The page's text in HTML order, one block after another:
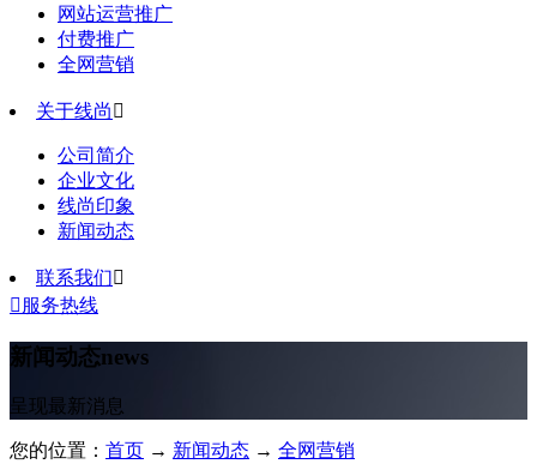
网站运营推广
付费推广
全网营销
关于线尚 
公司简介
企业文化
线尚印象
新闻动态
联系我们
 服务热线
新闻动态news
呈现最新消息
您的位置： 首页 → 新闻动态 → 全网营销